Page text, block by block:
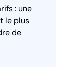
: une
le plus
de